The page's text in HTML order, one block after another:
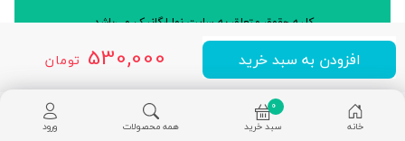
530,000 تومان افزودن به سبد خرید
کلیه حقوق متعلق به سایت نوا ارگانیک می‌باشد.
طراحی و توسعه: شرکت داده پردازان سورن ایرانیان (نرم افزار سارب)
خانه
0
سبد خرید
همه محصولات ورود